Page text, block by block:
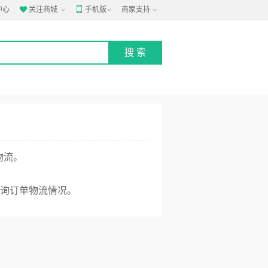
心 关注商城 手机版 商家支持
。
订单物流情况。